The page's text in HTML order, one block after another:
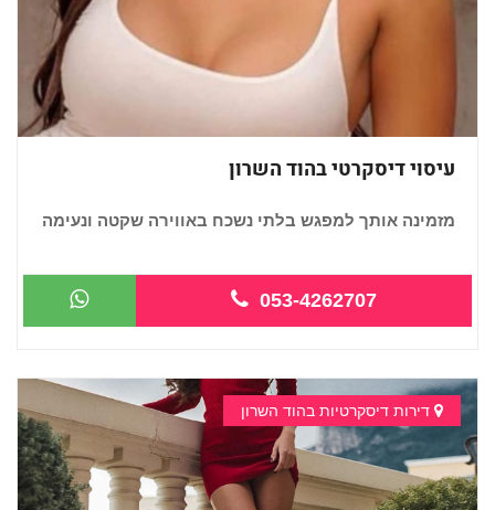
עיסוי דיסקרטי בהוד השרון
מזמינה אותך למפגש בלתי נשכח באווירה שקטה ונעימה
053-4262707
דירות דיסקרטיות בהוד השרון